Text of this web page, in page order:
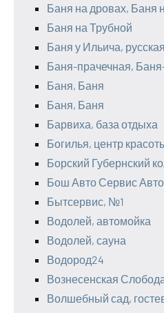
Баня на дровах, Баня
Баня на Трубной
Баня у Ильича,
Баня-прачечная,
Баня, Баня
Баня, Баня
Барвиха, база отдыха
Богилья, центр
Борский Губернский
Бош Авто Сервис
Бытсервис, №1
Водолей, автомойка
Водолей, сауна
Водород24
Вознесенская
Волшебный сад,